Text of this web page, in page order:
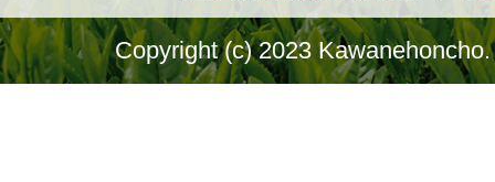
Copyright (c) 2023